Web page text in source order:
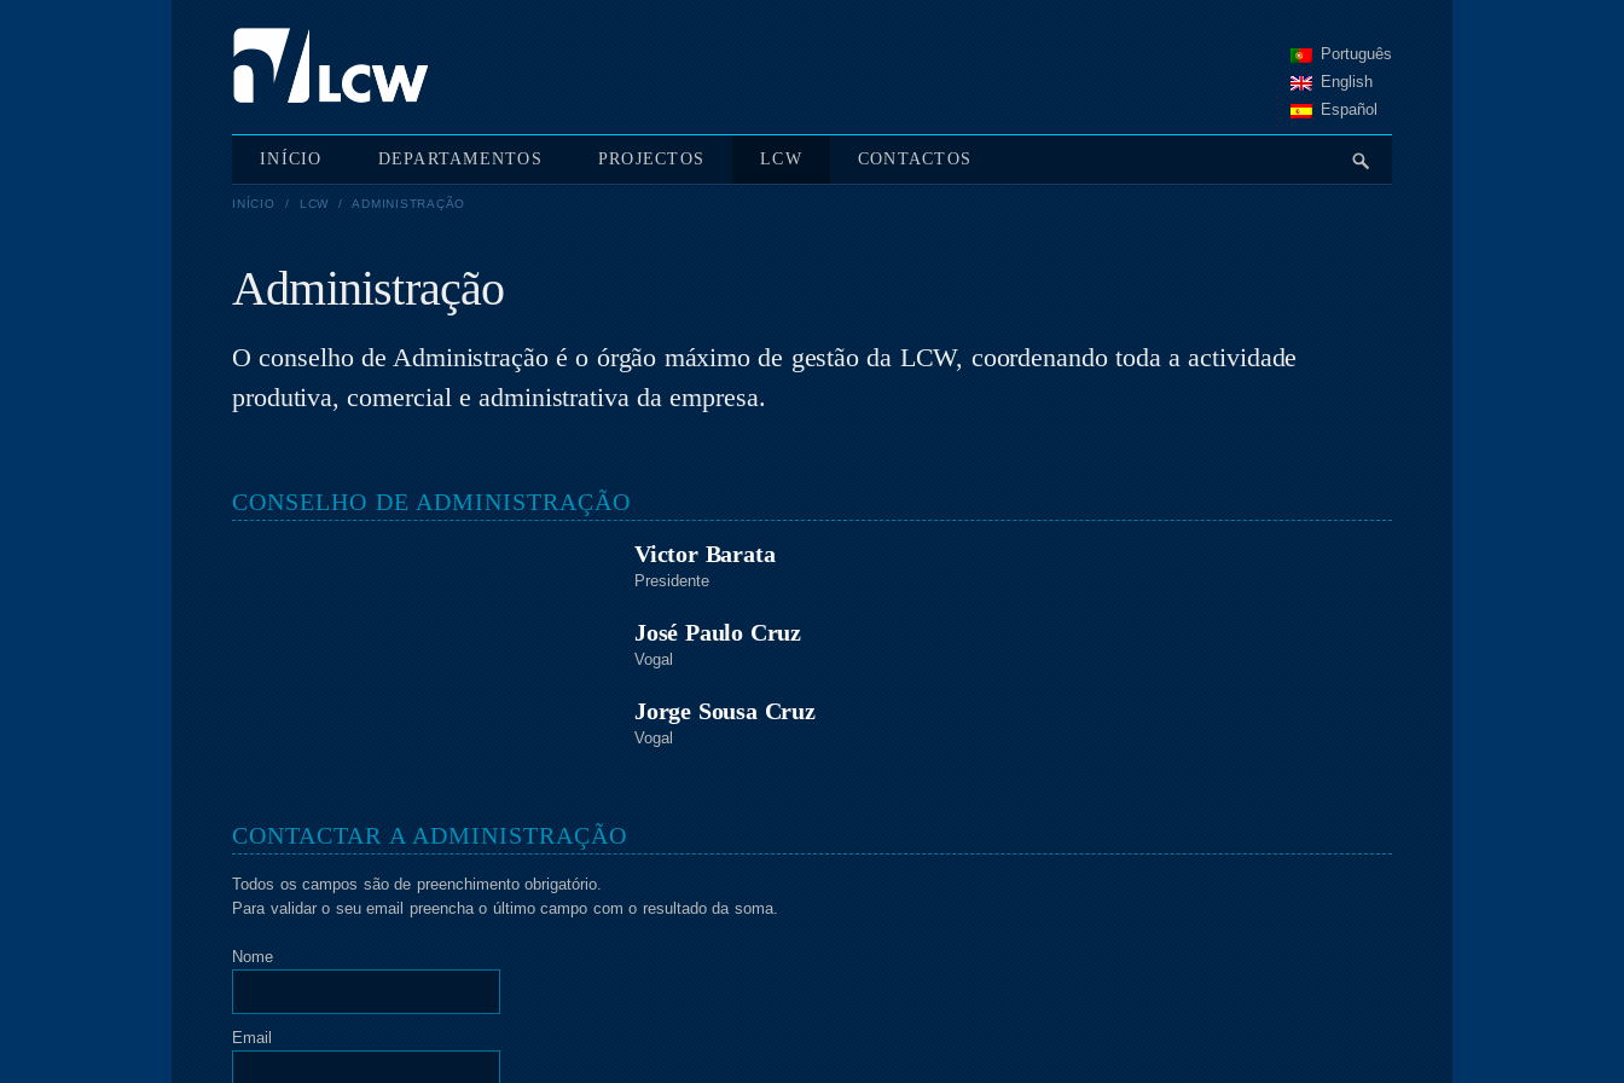
Português
English
Español
INÍCIO DEPARTAMENTOS PROJECTOS LCW CONTACTOS
INÍCIO / LCW / ADMINISTRAÇÃO
Administração
O conselho de Administração é o órgão máximo de gestão da LCW, coordenando toda a actividade
produtiva, comercial e administrativa da empresa.
CONSELHO DE ADMINISTRAÇÃO
Victor Barata
Presidente
José Paulo Cruz
Vogal
Jorge Sousa Cruz
Vogal
CONTACTAR A ADMINISTRAÇÃO
Todos os campos são de preenchimento obrigatório.
Para validar o seu email preencha o último campo com o resultado da soma.
Nome
Email